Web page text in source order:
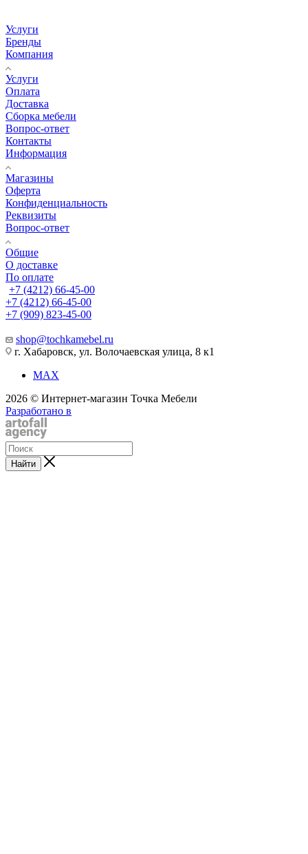
Услуги
Бренды
Компания
Услуги
Оплата
Доставка
Сборка мебели
Вопрос-ответ
Контакты
Информация
Магазины
Оферта
Конфиденциальность
Реквизиты
Вопрос-ответ
Общие
О доставке
По оплате
+7 (4212) 66-45-00
+7 (4212) 66-45-00
+7 (909) 823-45-00
shop@tochkamebel.ru
г. Хабаровск, ул. Волочаевская улица, 8 к1
MAX
2026 © Интернет-магазин Точка Мебели
Разработано в
Найти